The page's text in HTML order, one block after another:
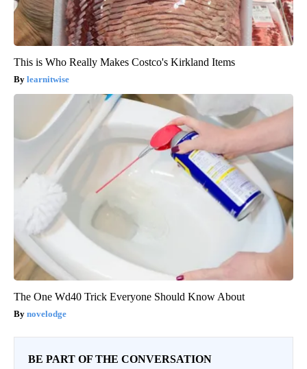
This is Who Really Makes Costco's Kirkland Items
learnitwise
The One Wd40 Trick Everyone Should Know About
novelodge
BE PART OF THE CONVERSATION